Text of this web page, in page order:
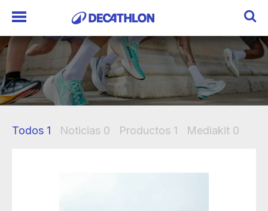
Todos 1 Noticias 0 Productos 1 Mediakit 0